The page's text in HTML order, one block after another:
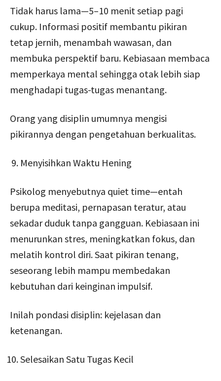
Tidak harus lama—5–10 menit setiap pagi
cukup. Informasi positif membantu pikiran
tetap jernih, menambah wawasan, dan
membuka perspektif baru. Kebiasaan membaca
memperkaya mental sehingga otak lebih siap
menghadapi tugas-tugas menantang.
Orang yang disiplin umumnya mengisi
pikirannya dengan pengetahuan berkualitas.
Menyisihkan Waktu Hening
Psikolog menyebutnya quiet time—entah
berupa meditasi, pernapasan teratur, atau
sekadar duduk tanpa gangguan. Kebiasaan ini
menurunkan stres, meningkatkan fokus, dan
melatih kontrol diri. Saat pikiran tenang,
seseorang lebih mampu membedakan
kebutuhan dari keinginan impulsif.
Inilah pondasi disiplin: kejelasan dan
ketenangan.
Selesaikan Satu Tugas Kecil